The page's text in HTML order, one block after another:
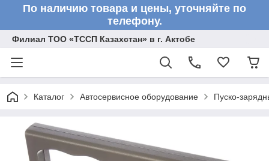
По наличию товара и цены, уточняйте по
телефону.
Филиал ТОО «ТССП Казахстан» в г. Актобе
Каталог Автосервисное оборудование Пуско-